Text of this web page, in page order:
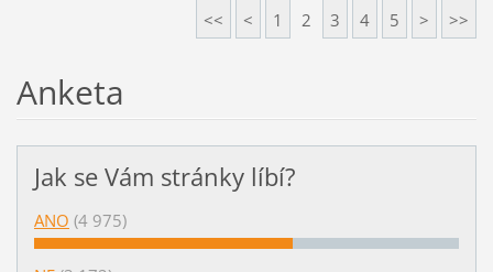
<< < 1 2 3 4 5 > >>
Anketa
Jak se Vám stránky líbí?
ANO (4 975)